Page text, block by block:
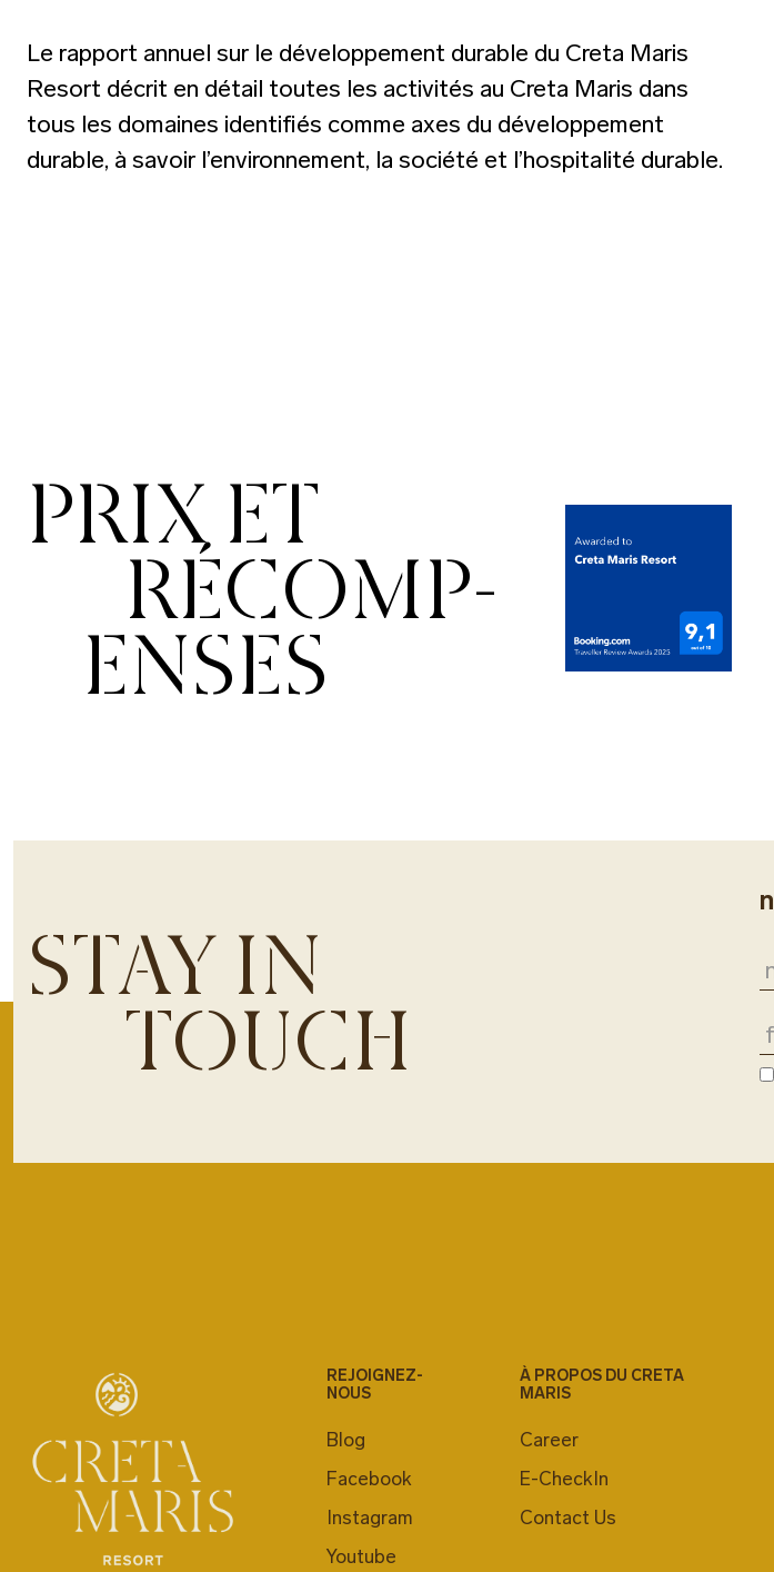
Le rapport annuel sur le développement durable du Creta Maris
Resort décrit en détail toutes les activités au Creta Maris dans
tous les domaines identifiés comme axes du développement
durable, à savoir l’environnement, la société et l’hospitalité durable.
PRIX ET
RÉCOMP-
ENSES
STAY IN
TOUCH
REJOIGNEZ-
NOUS
Blog
Facebook
Instagram
Youtube
À PROPOS DU CRETA
MARIS
Career
E-CheckIn
Contact Us